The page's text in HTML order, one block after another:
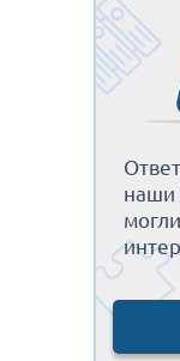
наши